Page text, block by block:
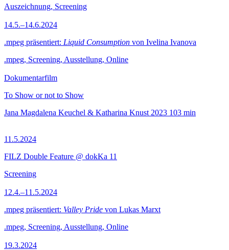
Auszeichnung, Screening
14.5.–14.6.2024
.mpeg präsentiert: Liquid Consumption von Ivelina Ivanova
.mpeg, Screening, Ausstellung, Online
Dokumentarfilm
To Show or not to Show
Jana Magdalena Keuchel & Katharina Knust 2023 103 min
11.5.2024
FILZ Double Feature @ dokKa 11
Screening
12.4.–11.5.2024
.mpeg präsentiert: Valley Pride von Lukas Marxt
.mpeg, Screening, Ausstellung, Online
19.3.2024